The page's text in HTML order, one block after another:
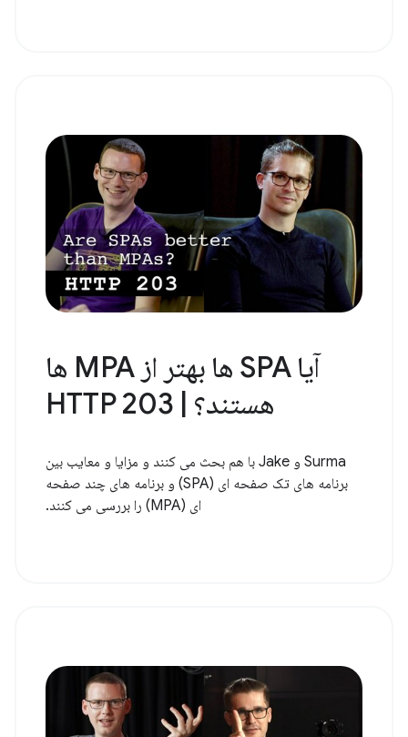
آیا SPA ها بهتر از MPA ها
هستند؟ | HTTP 203
Surma و Jake با هم بحث می کنند و مزایا و معایب بین
برنامه های تک صفحه ای (SPA) و برنامه های چند صفحه
ای (MPA) را بررسی می کنند.